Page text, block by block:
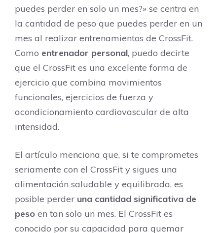
puedes perder en solo un mes?» se centra en
la cantidad de peso que puedes perder en un
mes al realizar entrenamientos de CrossFit.
Como entrenador personal, puedo decirte
que el CrossFit es una excelente forma de
ejercicio que combina movimientos
funcionales, ejercicios de fuerza y ​​
acondicionamiento cardiovascular de alta
intensidad.
El artículo menciona que, si te comprometes
seriamente con el CrossFit y sigues una
alimentación saludable y equilibrada, es
posible perder una cantidad significativa de
peso en tan solo un mes. El CrossFit es
conocido por su capacidad para quemar